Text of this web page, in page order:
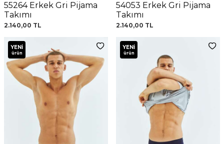
55264 Erkek Gri Pijama
Takımı
2.140,00 TL
54053 Erkek Gri Pijama
Takımı
2.140,00 TL
YENI
ürün
YENI
ürün